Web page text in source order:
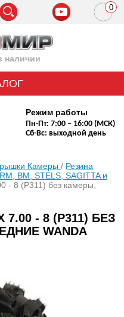
наличии
Режим работы
Пн-Пт: 7:00 – 16:00 (МСК)
Сб-Вс: выходной день
0
Камеры / Резина
BM, STELS, SAGITTA и
- 8 (Р311) без камеры,
- 8 (Р311) БЕЗ
WANDA